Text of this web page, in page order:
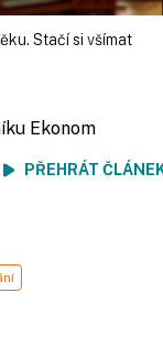
Stačí si všímat
Ekonom
PŘEHRÁT